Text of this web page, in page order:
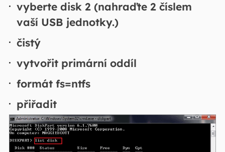
vyberte disk 2 (nahraďte 2 číslem
vaší USB jednotky.)
čistý
vytvořit primární oddíl
formát fs=ntfs
přiřadit